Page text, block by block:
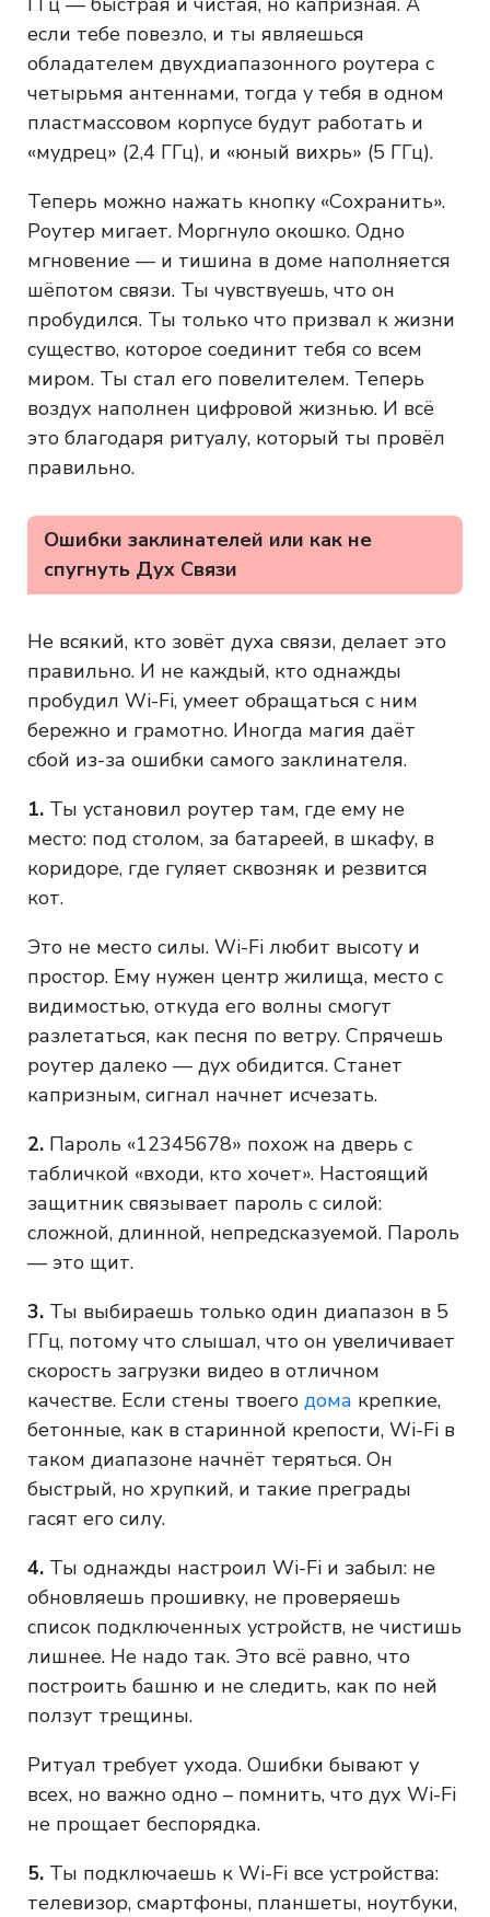
если тебе повезло, и ты являешься
обладателем двухдиапазонного роутера с
четырьмя антеннами, тогда у тебя в одном
пластмассовом корпусе будут работать и
«мудрец» (2,4 ГГц), и «юный вихрь» (5 ГГц).
Теперь можно нажать кнопку «Сохранить».
Роутер мигает. Моргнуло окошко. Одно
мгновение — и тишина в доме наполняется
шёпотом связи. Ты чувствуешь, что он
пробудился. Ты только что призвал к жизни
существо, которое соединит тебя со всем
миром. Ты стал его повелителем. Теперь
воздух наполнен цифровой жизнью. И всё
это благодаря ритуалу, который ты провёл
правильно.
Ошибки заклинателей или как не
спугнуть Дух Связи
Не всякий, кто зовёт духа связи, делает это
правильно. И не каждый, кто однажды
пробудил Wi-Fi, умеет обращаться с ним
бережно и грамотно. Иногда магия даёт
сбой из-за ошибки самого заклинателя.
1. Ты установил роутер там, где ему не
место: под столом, за батареей, в шкафу, в
коридоре, где гуляет сквозняк и резвится
кот.
Это не место силы. Wi-Fi любит высоту и
простор. Ему нужен центр жилища, место с
видимостью, откуда его волны смогут
разлетаться, как песня по ветру. Спрячешь
роутер далеко — дух обидится. Станет
капризным, сигнал начнет исчезать.
2. Пароль «12345678» похож на дверь с
табличкой «входи, кто хочет». Настоящий
защитник связывает пароль с силой:
сложной, длинной, непредсказуемой. Пароль
— это щит.
3. Ты выбираешь только один диапазон в 5
ГГц, потому что слышал, что он увеличивает
скорость загрузки видео в отличном
качестве. Если стены твоего дома крепкие,
бетонные, как в старинной крепости, Wi-Fi в
таком диапазоне начнёт теряться. Он
быстрый, но хрупкий, и такие преграды
гасят его силу.
4. Ты однажды настроил Wi-Fi и забыл: не
обновляешь прошивку, не проверяешь
список подключенных устройств, не чистишь
лишнее. Не надо так. Это всё равно, что
построить башню и не следить, как по ней
ползут трещины.
Ритуал требует ухода. Ошибки бывают у
всех, но важно одно – помнить, что дух Wi-Fi
не прощает беспорядка.
5. Ты подключаешь к Wi-Fi все устройства:
телевизор, смартфоны, планшеты, ноутбуки,